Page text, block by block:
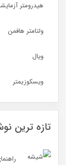
هیدرومتر
ولتامتر هافمن
ویال
ویسکوزیمتر
تازه ترین